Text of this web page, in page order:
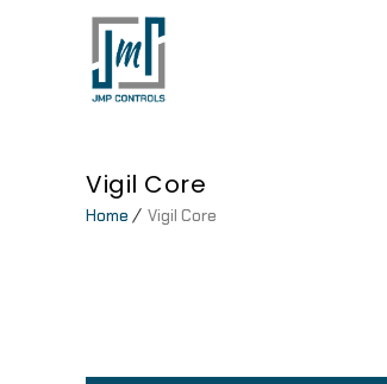
Vigil Core
Home Vigil Core